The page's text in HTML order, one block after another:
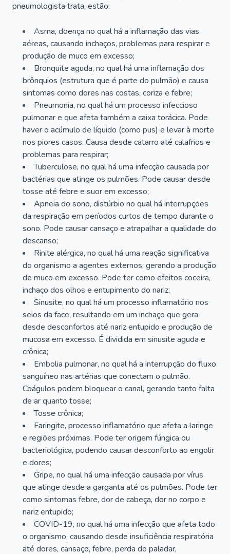
pneumologista trata, estão:
Asma, doença no qual há a inflamação das vias
aéreas, causando inchaços, problemas para respirar e
produção de muco em excesso;
Bronquite aguda, no qual há uma inflamação dos
brônquios (estrutura que é parte do pulmão) e causa
sintomas como dores nas costas, coriza e febre;
Pneumonia, no qual há um processo infeccioso
pulmonar e que afeta também a caixa torácica. Pode
haver o acúmulo de líquido (como pus) e levar à morte
nos piores casos. Causa desde catarro até calafrios e
problemas para respirar;
Tuberculose, no qual há uma infecção causada por
bactérias que atinge os pulmões. Pode causar desde
tosse até febre e suor em excesso;
Apneia do sono, distúrbio no qual há interrupções
da respiração em períodos curtos de tempo durante o
sono. Pode causar cansaço e atrapalhar a qualidade do
descanso;
Rinite alérgica, no qual há uma reação significativa
do organismo a agentes externos, gerando a produção
de muco em excesso. Pode ter como efeitos coceira,
inchaço dos olhos e entupimento do nariz;
Sinusite, no qual há um processo inflamatório nos
seios da face, resultando em um inchaço que gera
desde desconfortos até nariz entupido e produção de
mucosa em excesso. É dividida em sinusite aguda e
crônica;
Embolia pulmonar, no qual há a interrupção do fluxo
sanguíneo nas artérias que conectam o pulmão.
Coágulos podem bloquear o canal, gerando tanto falta
de ar quanto tosse;
Tosse crônica;
Faringite, processo inflamatório que afeta a laringe
e regiões próximas. Pode ter origem fúngica ou
bacteriológica, podendo causar desconforto ao engolir
e dores;
Gripe, no qual há uma infecção causada por vírus
que atinge desde a garganta até os pulmões. Pode ter
como sintomas febre, dor de cabeça, dor no corpo e
nariz entupido;
COVID-19, no qual há uma infecção que afeta todo
o organismo, causando desde insuficiência respiratória
até dores, cansaço, febre, perda do paladar,